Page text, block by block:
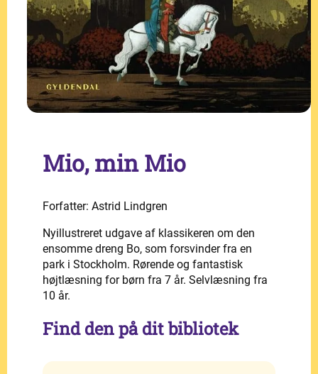
Mio, min Mio
Forfatter: Astrid Lindgren
Nyillustreret udgave af klassikeren om den
ensomme dreng Bo, som forsvinder fra en
park i Stockholm. Rørende og fantastisk
højtlæsning for børn fra 7 år. Selvlæsning fra
10 år.
Find den på dit bibliotek